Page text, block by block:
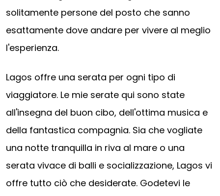
solitamente persone del posto che sanno
esattamente dove andare per vivere al meglio
l'esperienza.
Lagos offre una serata per ogni tipo di
viaggiatore. Le mie serate qui sono state
all'insegna del buon cibo, dell'ottima musica e
della fantastica compagnia. Sia che vogliate
una notte tranquilla in riva al mare o una
serata vivace di balli e socializzazione, Lagos vi
offre tutto ciò che desiderate. Godetevi le